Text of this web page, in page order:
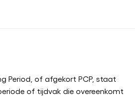
Period, of afgekort PCP, staat
of tijdvak die overeenkomt